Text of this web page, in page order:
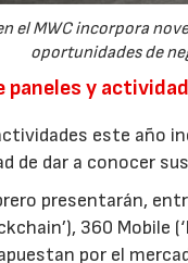
el MWC incorpora
oportunidades de
paneles y
este año
de dar a conocer
presentarán,
360 Mobile
por el